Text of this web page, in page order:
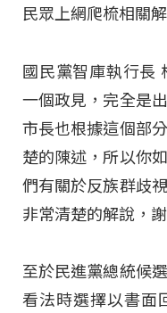
民眾上網爬梳相關解
國民黨智庫執行長
一個政見，完全是
市長也根據這個部
楚的陳述，所以你
們有關於反族群歧
非常清楚的解說，謝
至於民進黨總統候
看法時選擇以書面